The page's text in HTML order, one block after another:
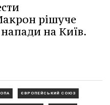
рішуче
напади на Київ.
ЄВРОПЕЙСЬКИЙ СОЮЗ